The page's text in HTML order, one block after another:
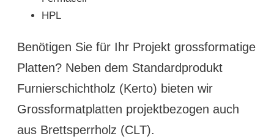
HPL
Benötigen Sie für Ihr Projekt grossformatige
Platten? Neben dem Standardprodukt
Furnierschichtholz (Kerto) bieten wir
Grossformatplatten projektbezogen auch
aus Brettsperrholz (CLT).